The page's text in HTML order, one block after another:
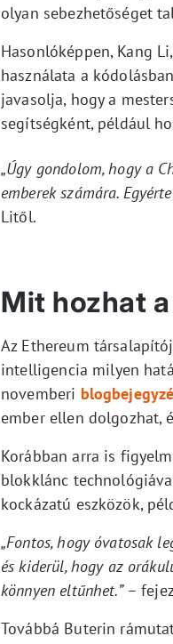
olyan sebezhetőséget
Hasonlóképpen, Kang
használata a
javasolja, hogy a
segítségként, például
„Úgy gondolom, hogy a
emberek számára.
Litől.
Mit hozhat
Az Ethereum
intelligencia milyen
novemberi
ember ellen dolgozhat,
Korábban arra is
blokklánc
kockázatú eszközök,
„Fontos, hogy óvatosak
és kiderül, hogy az
könnyen eltűnhet.”–
Továbbá Buterin